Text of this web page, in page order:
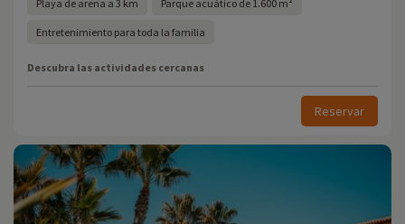
Playa de arena a 3 km Parque acuático de 1.600 m²
Entretenimiento para toda la familia
Descubra las actividades cercanas
Reservar